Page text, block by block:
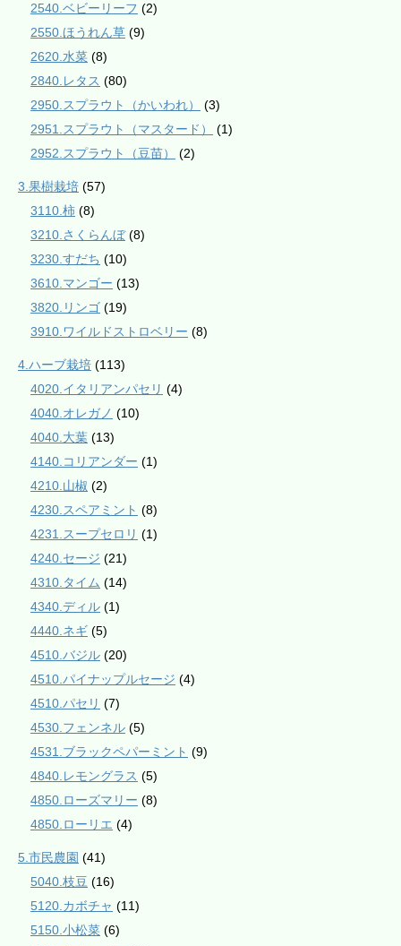
2540.ベビーリーフ (2)
2550.ほうれん草 (9)
2620.水菜 (8)
2840.レタス (80)
2950.スプラウト（かいわれ）
(3)
2951.スプラウト（マスタード）
(1)
2952.スプラウト（豆苗）
(2)
3.果樹栽培 (57)
3110.柿 (8)
3210.さくらんぼ(8)
3230.すだち (10)
3610.マンゴー (13)
3820.リンゴ (19)
3910.ワイルドストロベリー (8)
4.ハーブ栽培 (113)
4020.イタリアンパセリ (4)
4040.オレガノ (10)
4040.大葉 (13)
4140.コリアンダー (1)
4210.山椒 (2)
4230.スペアミント (8)
4231.スープセロリ (1)
4240.セージ (21)
4310.タイム (14)
4340.ディル (1)
4440.ネギ (5)
4510.バジル (20)
4510.パイナップルセージ (4)
4510.パセリ (7)
4530.フェンネル (5)
4531.ブラックペパーミント (9)
4840.レモングラス (5)
4850.ローズマリー (8)
4850.ローリエ (4)
5.市民農園 (41)
5040.枝豆 (16)
5120.カボチャ (11)
5150.小松菜 (6)